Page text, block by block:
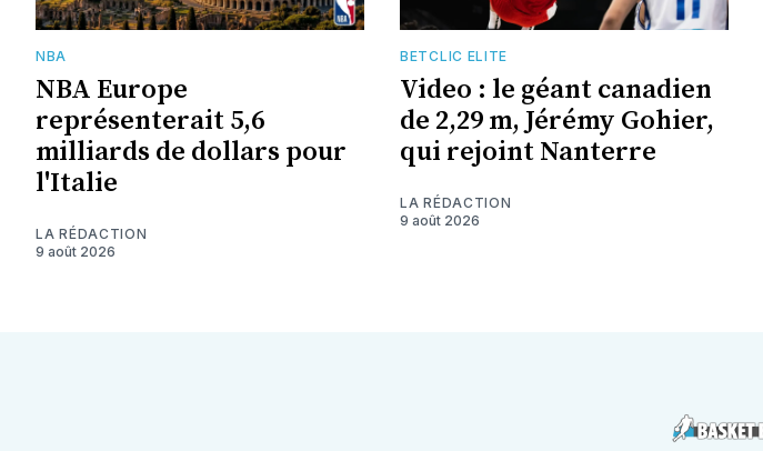
NBA
NBA Europe
représenterait 5,6
milliards de dollars pour
l'Italie
LA RÉDACTION
9 août 2026
BETCLIC ELITE
Video : le géant canadien
de 2,29 m, Jérémy Gohier,
qui rejoint Nanterre
LA RÉDACTION
9 août 2026